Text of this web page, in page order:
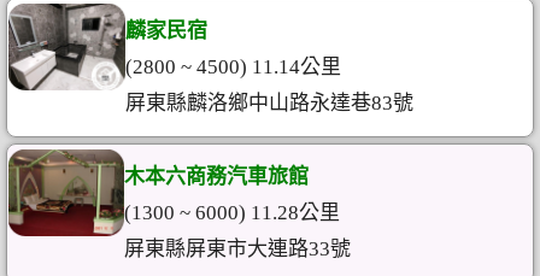
麟家民宿
(2800 ~ 4500) 11.14公里
屏東縣麟洛鄉中山路永達巷83號
木本六商務汽車旅館
(1300 ~ 6000) 11.28公里
屏東縣屏東市大連路33號